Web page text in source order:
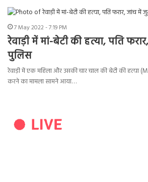
7 May 2022 - 7:19 PM
रेवाड़ी में मां-बेटी की हत्या, पति
पुलिस
रेवाड़ी में एक महिला और उसकी चार चाल की बेटी की हत्या
करने का मामला सामने आया…